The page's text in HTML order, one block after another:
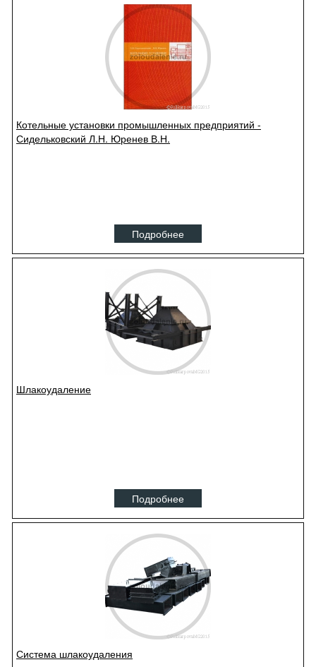
Котельные установки промышленных предприятий -
Сидельковский Л.Н. Юренев В.Н.
Подробнее
Шлакоудаление
Подробнее
Система шлакоудаления